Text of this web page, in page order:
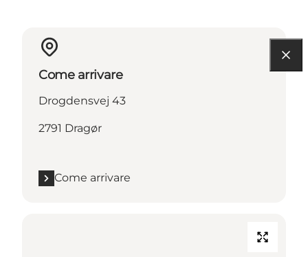
Come arrivare
Drogdensvej 43
2791 Dragør
Come arrivare